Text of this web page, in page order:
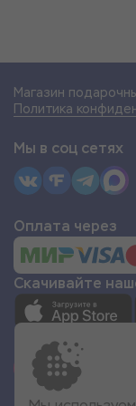
Магазин
Политика
Мы в соц сетях
Оплата через
Скачивайте